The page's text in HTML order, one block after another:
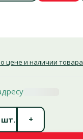
цене и наличии товара
шт. +